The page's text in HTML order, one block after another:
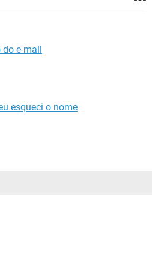
do e-mail
esqueci o nome